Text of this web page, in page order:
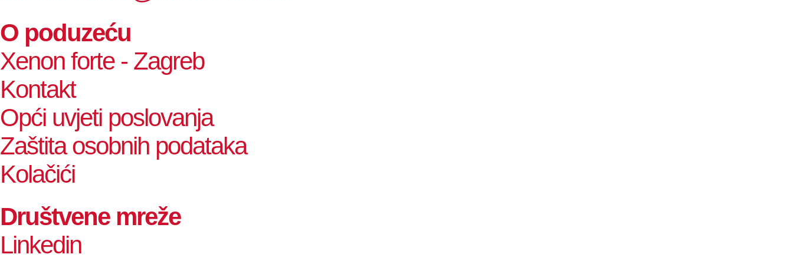
O poduzeću
Xenon forte - Zagreb
Kontakt
Opći uvjeti poslovanja
Zaštita osobnih podataka
Kolačići
Društvene mreže
Linkedin